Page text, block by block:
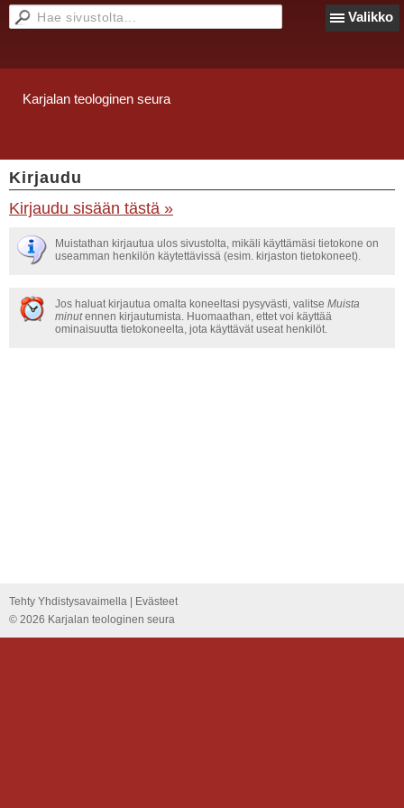
Valikko
Karjalan teologinen seura
Kirjaudu
Kirjaudu sisään tästä »
Muistathan kirjautua ulos sivustolta, mikäli käyttämäsi tietokone on
useamman henkilön käytettävissä (esim. kirjaston tietokoneet).
Jos haluat kirjautua omalta koneeltasi pysyvästi, valitse Muista
minutennen kirjautumista. Huomaathan, ettet voi käyttää
ominaisuutta tietokoneelta, jota käyttävät useat henkilöt.
Tehty Yhdistysavaimella
Evästeet
© 2026 Karjalan teologinen seura